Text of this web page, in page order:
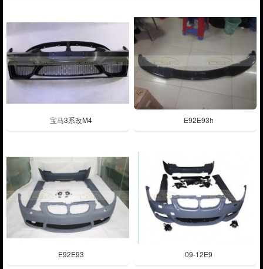
宝马3系改M4 E92E93h
E92E93 09-12E9